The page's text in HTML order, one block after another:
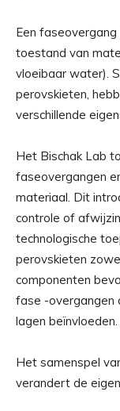
Een
toestand van
vloeibaar water).
perovskieten,
verschillende
Het Bischak Lab
faseovergangen
materiaal. Dit
controle of
technologische
perovskieten
componenten
fase -overgangen
lagen beïnvloeden.
Het samenspel
verandert de